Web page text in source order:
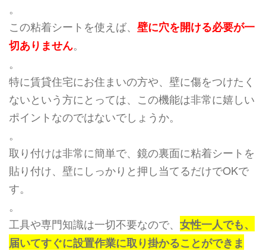
。
この粘着シートを使えば、 壁に穴を開ける必要が一
切ありません。
。
特に賃貸住宅にお住まいの方や、壁に傷をつけたく
ないという方にとっては、この機能は非常に嬉しい
ポイントなのではないでしょうか。
。
取り付けは非常に簡単で、鏡の裏面に粘着シートを
貼り付け、壁にしっかりと押し当てるだけでOKで
す。
。
工具や専門知識は一切不要なので、 女性一人でも、
届いてすぐに設置作業に取り掛かることができま